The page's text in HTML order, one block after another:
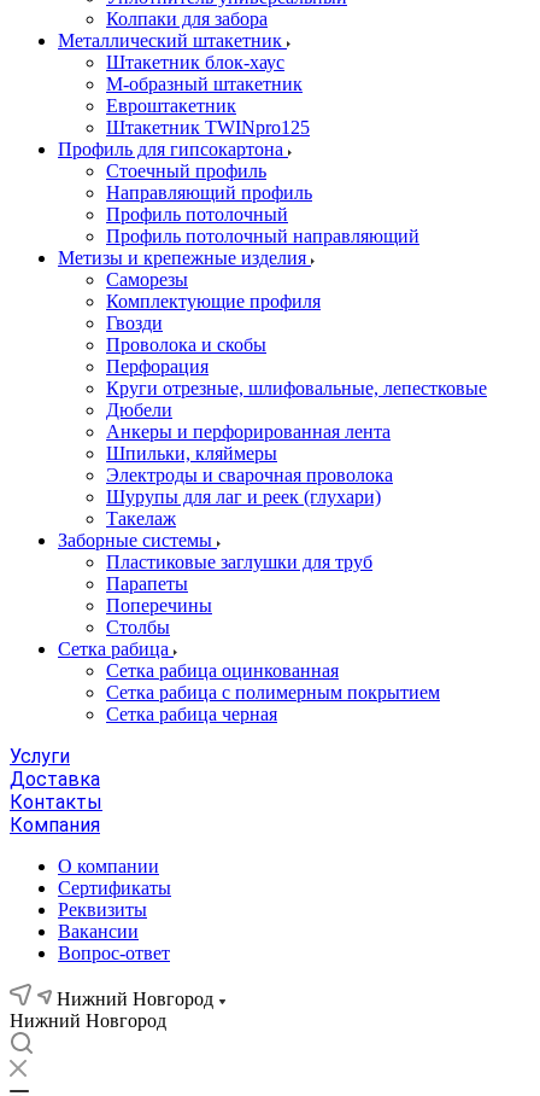
Колпаки для забора
Металлический штакетник
Штакетник блок-хаус
М-образный штакетник
Евроштакетник
Штакетник TWINpro125
Профиль для гипсокартона
Стоечный профиль
Направляющий профиль
Профиль потолочный
Профиль потолочный направляющий
Метизы и крепежные изделия
Саморезы
Комплектующие профиля
Гвозди
Проволока и скобы
Перфорация
Круги отрезные, шлифовальные, лепестковые
Дюбели
Анкеры и перфорированная лента
Шпильки, кляймеры
Электроды и сварочная проволока
Шурупы для лаг и реек (глухари)
Такелаж
Заборные системы
Пластиковые заглушки для труб
Парапеты
Поперечины
Столбы
Сетка рабица
Сетка рабица оцинкованная
Сетка рабица с полимерным покрытием
Сетка рабица черная
Услуги
Доставка
Контакты
Компания
О компании
Сертификаты
Реквизиты
Вакансии
Вопрос-ответ
Нижний Новгород
Нижний Новгород